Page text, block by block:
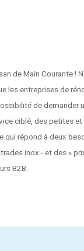
de Main Courante !
les entreprises de
de
ciblé, des petites
qui répond à deux
inox - et des «
B2B.